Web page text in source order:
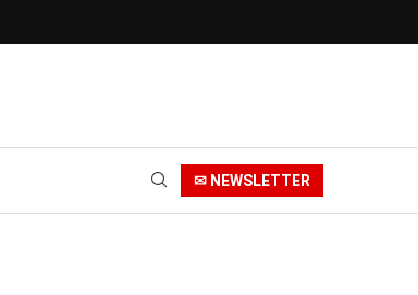
✉ NEWSLETTER